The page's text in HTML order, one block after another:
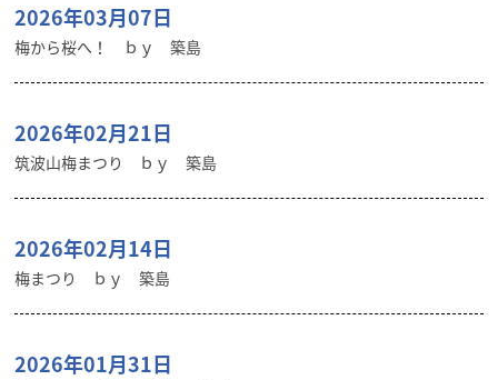
2026年03月07日
梅から桜へ！ ｂｙ 築島
2026年02月21日
筑波山梅まつり ｂｙ 築島
2026年02月14日
梅まつり ｂｙ 築島
2026年01月31日